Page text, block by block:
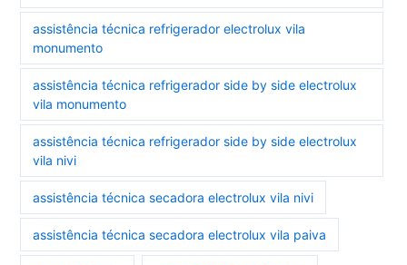
assistência técnica refrigerador electrolux vila
monumento
assistência técnica refrigerador side by side electrolux
vila monumento
assistência técnica refrigerador side by side electrolux
vila nivi
assistência técnica secadora electrolux vila nivi
assistência técnica secadora electrolux vila paiva